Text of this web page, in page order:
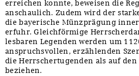
erreichen konnte, beweisen die
anschaulich. Zudem wird der
die bayerische Münzprägung
erfuhr. Gleichförmige
lesbaren Legenden werden um
anspruchsvollen, erzählenden
die Herrschertugenden als auf
beziehen.